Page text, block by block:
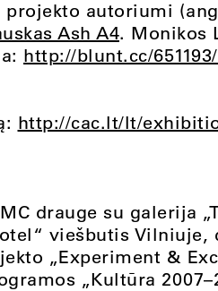
autoriumi
Ash A4. Monikos
http://blunt.cc/
http://cac.lt/lt/
drauge su galerija
viešbutis Vilniuje,
„Experiment &
„Kultūra